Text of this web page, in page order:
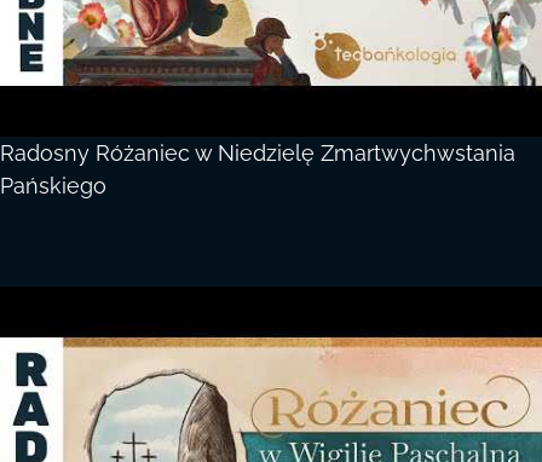
Radosny Różaniec w Niedzielę Zmartwychwstania
Pańskiego